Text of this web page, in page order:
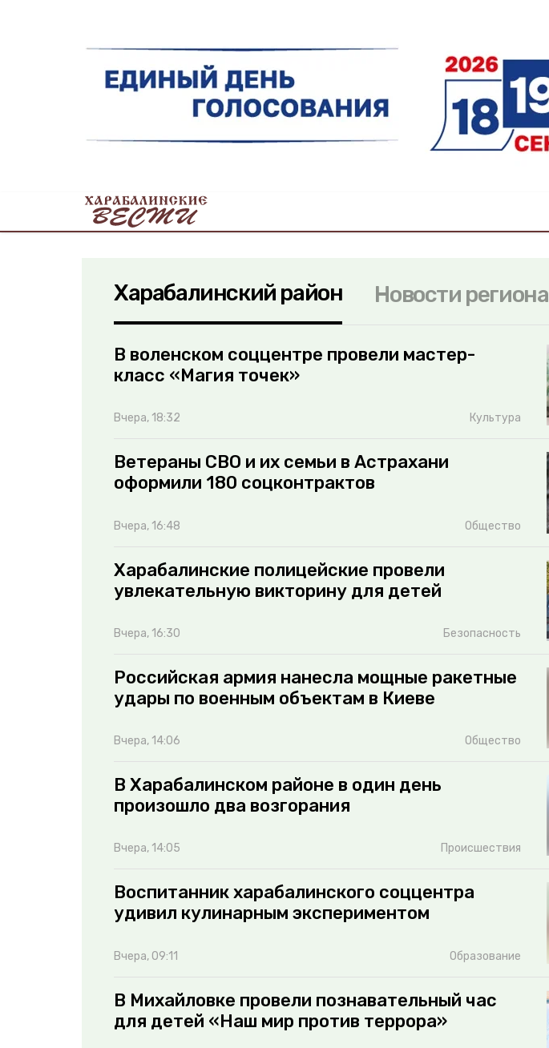
Харабалинский район Новости региона
В воленском соццентре провели мастер-
класс «Магия точек»
Вчера, 18:32 Культура
Ветераны СВО и их семьи в Астрахани
оформили 180 соцконтрактов
Вчера, 16:48 Общество
Харабалинские полицейские провели
увлекательную викторину для детей
Вчера, 16:30 Безопасность
Российская армия нанесла мощные ракетные
удары по военным объектам в Киеве
Вчера, 14:06 Общество
В Харабалинском районе в один день
произошло два возгорания
Вчера, 14:05 Происшествия
Воспитанник харабалинского соццентра
удивил кулинарным экспериментом
Вчера, 09:11 Образование
В Михайловке провели познавательный час
для детей «Наш мир против террора»